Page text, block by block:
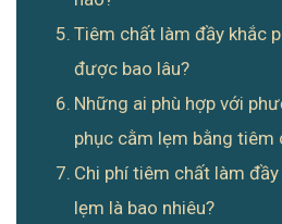
Tiêm chất làm đầy khắc
được bao lâu?
Những ai phù hợp với
phục cằm lẹm bằng tiêm
Chi phí tiêm chất làm
lẹm là bao nhiêu?